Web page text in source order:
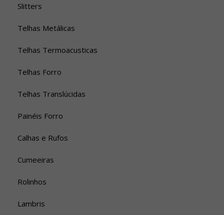
Slitters
Telhas Metálicas
Telhas Termoacusticas
Telhas Forro
Telhas Translúcidas
Painéis Forro
Calhas e Rufos
Cumeeiras
Rolinhos
Lambris